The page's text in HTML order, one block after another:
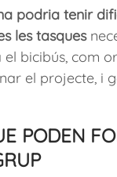
podria tenir
les tasques
bicibús, com
el projecte, i
PODEN